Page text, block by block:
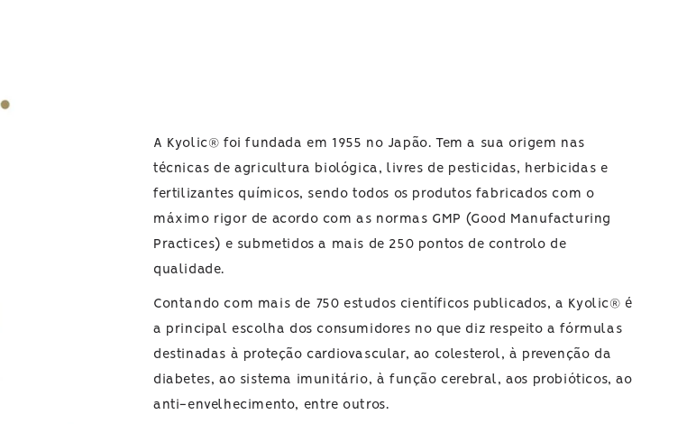
A Kyolic® foi fundada em 1955 no Japão. Tem a sua origem nas
técnicas de agricultura biológica, livres de pesticidas, herbicidas e
fertilizantes químicos, sendo todos os produtos fabricados com o
máximo rigor de acordo com as normas GMP (Good Manufacturing
Practices) e submetidos a mais de 250 pontos de controlo de
qualidade.
Contando com mais de 750 estudos científicos publicados, a Kyolic® é
a principal escolha dos consumidores no que diz respeito a fórmulas
destinadas à proteção cardiovascular, ao colesterol, à prevenção da
diabetes, ao sistema imunitário, à função cerebral, aos probióticos, ao
anti-envelhecimento, entre outros.